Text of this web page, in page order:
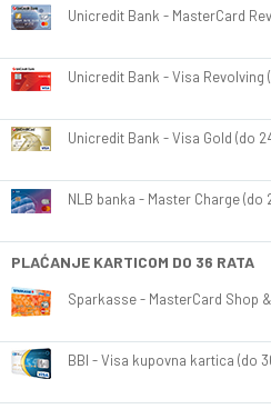
Unicredit Bank - MasterCard
Unicredit Bank - Visa Revolving
Unicredit Bank - Visa Gold (do
NLB banka - Master Charge (do
PLAĆANJE KARTICOM DO 36 RATA
Sparkasse - MasterCard Shop
BBI - Visa kupovna kartica (do